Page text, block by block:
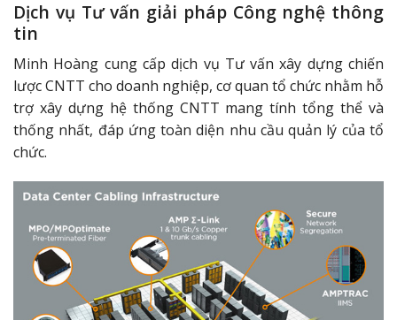
Dịch vụ Tư vấn giải pháp Công nghệ thông
tin
Minh Hoàng cung cấp dịch vụ Tư vấn xây dựng chiến
lược CNTT cho doanh nghiệp, cơ quan tổ chức nhằm hỗ
trợ xây dựng hệ thống CNTT mang tính tổng thể và
thống nhất, đáp ứng toàn diện nhu cầu quản lý của tổ
chức.